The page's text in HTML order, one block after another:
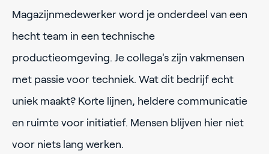
Magazijnmedewerker word je onderdeel van een
hecht team in een technische
productieomgeving. Je collega's zijn vakmensen
met passie voor techniek. Wat dit bedrijf echt
uniek maakt? Korte lijnen, heldere communicatie
en ruimte voor initiatief. Mensen blijven hier niet
voor niets lang werken.